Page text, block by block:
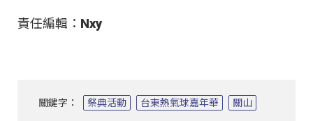
責任編輯：Nxy
關鍵字： 祭典活動 台東熱氣球嘉年華 關山